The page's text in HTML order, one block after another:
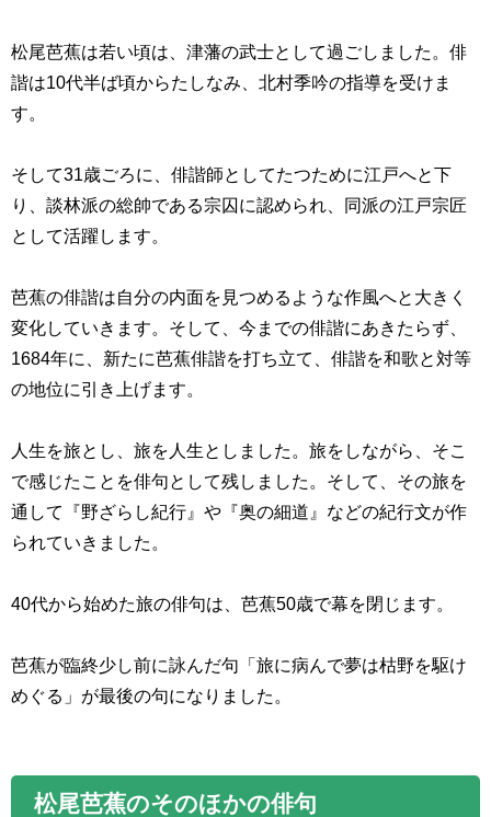
松尾芭蕉は若い頃は、津藩の武士として過ごしました。俳
諧は10代半ば頃からたしなみ、北村季吟の指導を受けま
す。
そして31 歳ごろに、俳諧師としてたつために江戸へと下
り、談林派の総帥である宗囚に認められ、同派の江戸宗匠
として活躍します。
芭蕉の俳諧は自分の内面を見つめるような作風へと大きく
変化していきます。そして、今までの俳諧にあきたらず、
1684年に、新たに芭蕉俳諧を打ち立て、俳諧を和歌と対等
の地位に引き上げます。
人生を旅とし、旅を人生としました。旅をしながら、そこ
で感じたことを俳句として残しました。そして、その旅を
通して『野ざらし紀行』や『奥の細道』などの紀行文が作
られていきました。
40代から始めた旅の俳句は、芭蕉50歳で幕を閉じます。
芭蕉が臨終少し前に詠んだ句「旅に病んで夢は枯野を駆け
めぐる」が最後の句になりました。
松尾芭蕉のそのほかの俳句